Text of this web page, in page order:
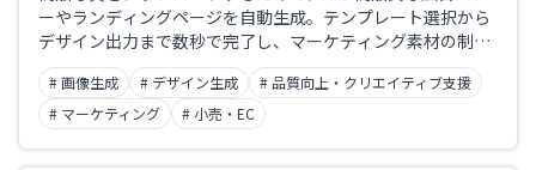
ーやランディングページを自動生成。テンプレート選択から
デザイン出力まで数秒で完了し、マーケティング素材の制作
時間とコストを大幅に削減するAIデザインツール。
# 画像生成 # デザイン生成
# 品質向上・クリエイティブ支援
# マーケティング
# 小売・EC